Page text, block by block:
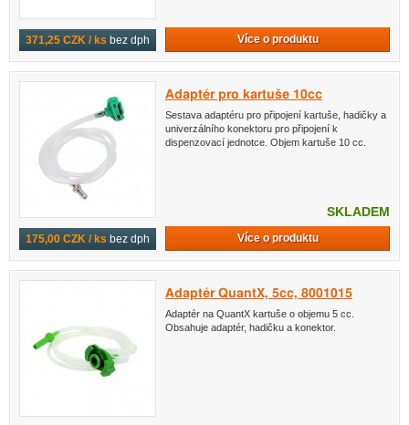
371,25 CZK / ks bez dph Více o produktu
175,00 CZK / ks bez dph
Adaptér pro kartuše 10cc
Sestava adaptéru pro připojení kartuše, hadičky a
univerzálního konektoru pro připojení k
dispenzovací jednotce. Objem kartuše 10 cc.
SKLADEM
Více o produktu
Adaptér QuantX, 5cc, 8001015
Adaptér na QuantX kartuše o objemu 5 cc.
Obsahuje adaptér, hadičku a konektor.